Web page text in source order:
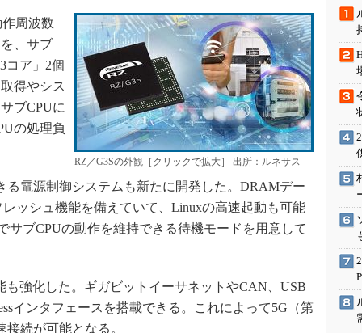
の180日
ョンは日本を救うのか
通信
スト「未来展望」
されないエンジニア」の
動論
RZ／G3Sの外観［クリックで拡大］ 出所：ルネサス
周波数
、サブ
コア」2個
得やシス
ブCPUに
の処理負
電源制御システムも新たに開発した。DRAMデー
ッシュ機能を備えていて、Linuxの高速起動も可能
サブCPUの動作を維持できる待機モードを用意して
強化した。ギガビットイーサネットやCAN、USB
インタフェースを搭載できる。これによって5G（第
続が可能となる。